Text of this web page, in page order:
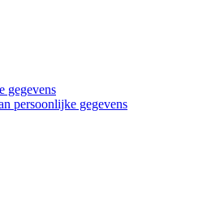
gegevens
persoonlijke gegevens